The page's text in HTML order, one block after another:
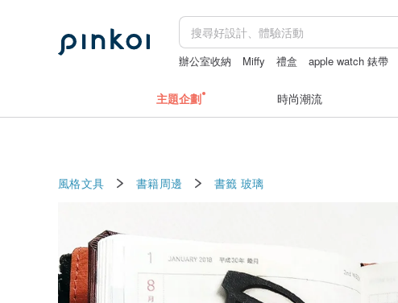
辦公室收納 Miffy 禮盒 apple watch 錶帶
主題企劃 時尚潮流
風格文具 書籍周邊 書籤 玻璃